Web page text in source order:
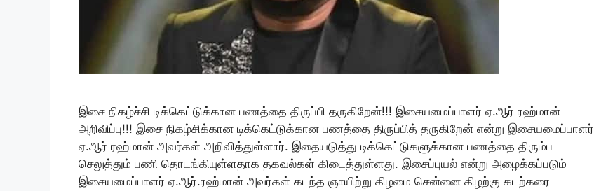
இசை நிகழ்ச்சி டிக்கெட்டுக்கான பணத்தை திருப்பி தருகிறேன்!!! இசையமைப்பாளர் ஏ.ஆர் ரஹ்மான்
அறிவிப்பு!!! இசை நிகழ்சிக்கான டிக்கெட்டுக்கான பணத்தை திருப்பித் தருகிறேன் என்று இசையமைப்பாளர்
ஏ.ஆர் ரஹ்மான் அவர்கள் அறிவித்துள்ளார். இதையடுத்து டிக்கெட்டுகளுக்கான பணத்தை திரும்ப
செலுத்தும் பணி தொடங்கியுள்ளதாக தகவல்கள் கிடைத்துள்ளது. இசைப்புயல் என்று அழைக்கப்படும்
இசையமைப்பாளர் ஏ.ஆர்.ரஹ்மான் அவர்கள் கடந்த ஞாயிற்று கிழமை சென்னை கிழற்கு கடற்கரை